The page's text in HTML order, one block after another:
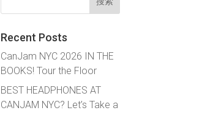
Recent Posts
CanJam NYC 2026 IN THE
BOOKS! Tour the Floor
BEST HEADPHONES AT
CANJAM NYC? Let’s Take a